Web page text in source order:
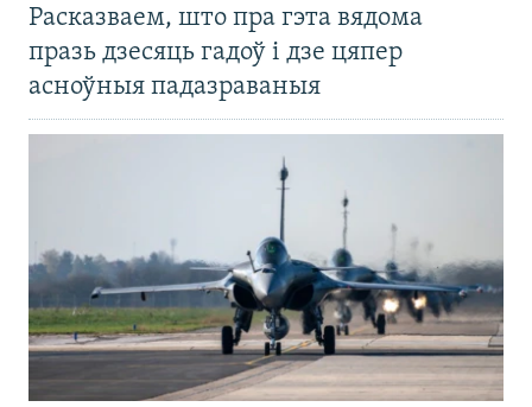
Расказваем, што пра гэта вядома
празь дзесяць гадоў і дзе цяпер
асноўныя падазраваныя